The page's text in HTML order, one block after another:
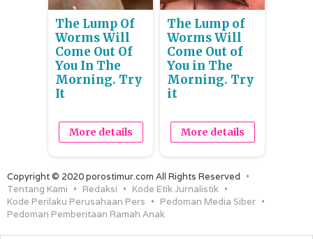
The Lump Of
Worms Will
Come Out Of
You In The
Morning. Try
It
More details
The Lump of
Worms Will
Come Out of
You in The
Morning. Try
it
More details
Copyright © 2020 porostimur.com All Rights Reserved
Tentang Kami
Redaksi
Kode Etik Jurnalistik
Kode Perilaku Perusahaan Pers
Pedoman Media Siber
Pedoman Pemberitaan Ramah Anak